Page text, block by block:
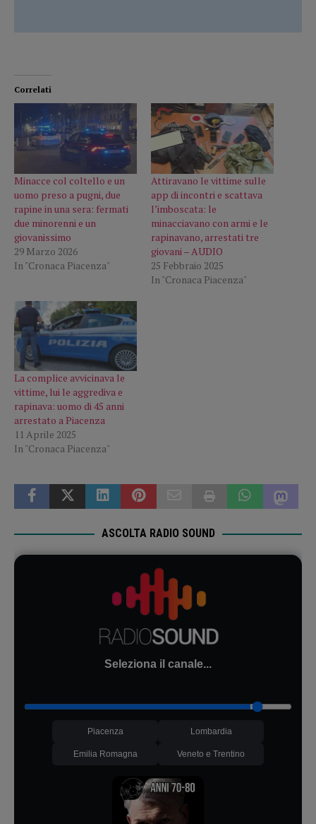
Correlati
Minacce col coltello e un
uomo preso a pugni, due
rapine in una sera: fermati
due minorenni e un
giovanissimo
29 Marzo 2026
In "Cronaca Piacenza"
Attiravano le vittime sulle
app di incontri e scattava
l’imboscata: le
minacciavano con armi e le
rapinavano, arrestati tre
giovani – AUDIO
25 Febbraio 2025
In "Cronaca Piacenza"
La complice avvicinava le
vittime, lui le aggrediva e
rapinava: uomo di 45 anni
arrestato a Piacenza
11 Aprile 2025
In "Cronaca Piacenza"
ASCOLTA RADIO SOUND
Seleziona il canale...
Piacenza Lombardia
Emilia Romagna Veneto e Trentino